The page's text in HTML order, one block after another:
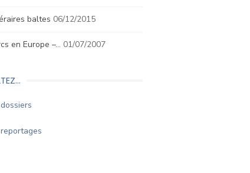
baltes 06/12/2015
en Europe –… 01/07/2007